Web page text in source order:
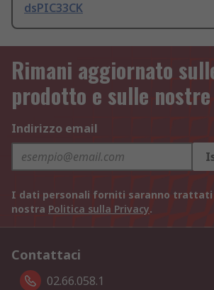
dsPIC33CK
Rimani aggiornato
prodotto e sulle
Indirizzo email
I dati personali forniti saranno trattati
nostra Politica sulla Privacy.
Contattaci
02.66.058.1